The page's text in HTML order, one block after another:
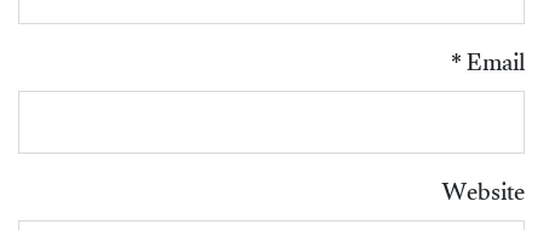
Email
*
Website